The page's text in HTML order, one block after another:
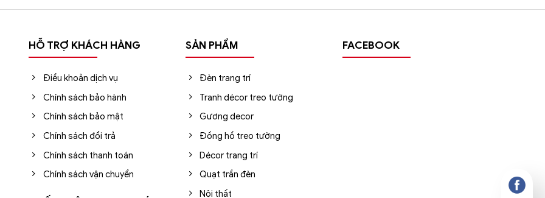
HỖ TRỢ KHÁCH HÀNG
Điều khoản dịch vụ
Chính sách bảo hành
Chính sách bảo mật
Chính sách đổi trả
Chính sách thanh toán
Chính sách vận chuyển
SẢN PHẨM
Đèn trang trí
Tranh décor treo tường
Gương decor
Đồng hồ treo tường
Décor trang trí
Quạt trần đèn
Nội thất
FACEBOOK